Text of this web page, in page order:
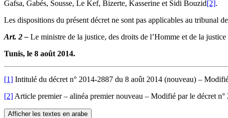
Gafsa, Gabés, Sousse, Le Kef, Bizerte, Kasserine et Sidi Bouzid[2].
Les dispositions du présent décret ne sont pas applicables au tribunal
Art. 2 – Le ministre de la justice, des droits de l’Homme et de la
Tunis, le 8 août 2014.
[1] Intitulé du décret n° 2014-2887 du 8 août 2014 (nouveau) –
[2] Article premier – alinéa premier nouveau – Modifié par le décret
Afficher les textes en arabe